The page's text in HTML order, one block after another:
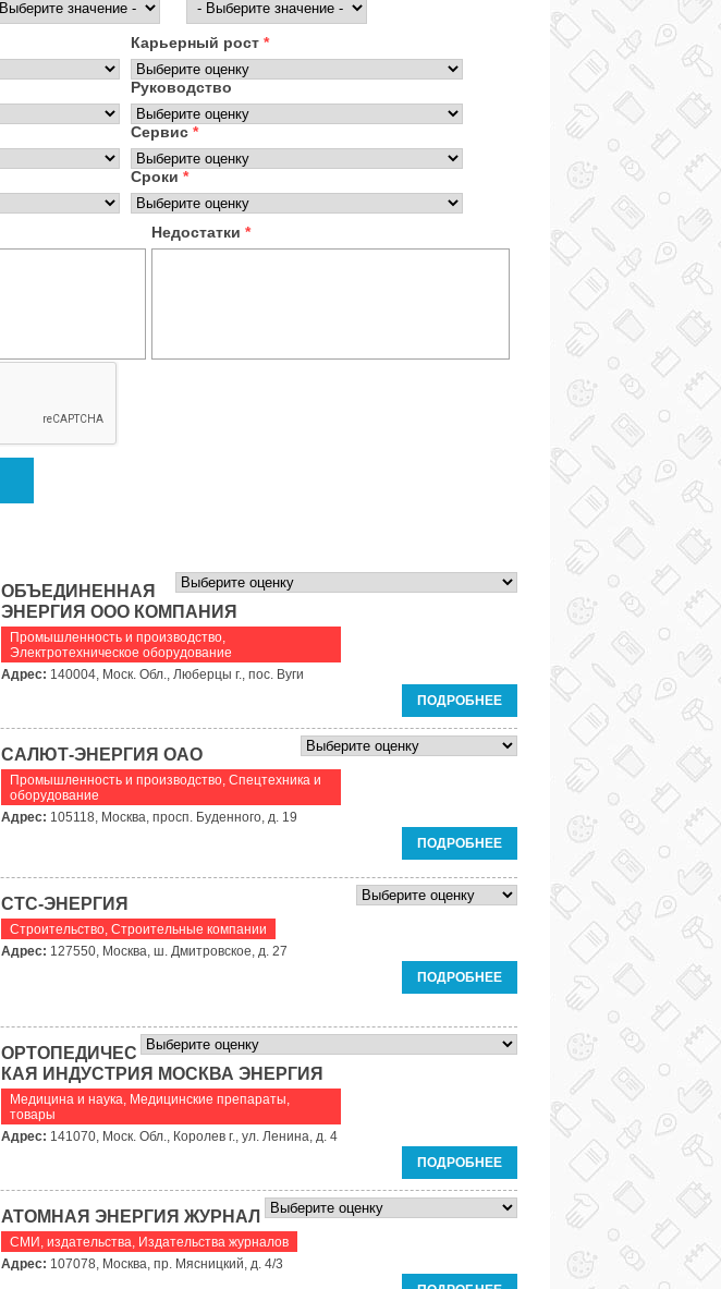
Карьерный рост *
Руководство
Сервис *
Сроки *
Недостатки *
ОБЪЕДИНЕННАЯ
ЭНЕРГИЯ ООО КОМПАНИЯ
Промышленность и производство,
Электротехническое оборудование
Адрес: 140004, Моск. Обл., Люберцы г., пос. Вуги
ПОДРОБНЕЕ
САЛЮТ-ЭНЕРГИЯ ОАО
Промышленность и производство, Спецтехника и
оборудование
Адрес: 105118, Москва, просп. Буденного, д. 19
ПОДРОБНЕЕ
СТС-ЭНЕРГИЯ
Строительство, Строительные компании
Адрес: 127550, Москва, ш. Дмитровское, д. 27
ПОДРОБНЕЕ
ОРТОПЕДИЧЕС
КАЯ ИНДУСТРИЯ МОСКВА ЭНЕРГИЯ
Медицина и наука, Медицинские препараты,
товары
Адрес: 141070, Моск. Обл., Королев г., ул. Ленина, д. 4
ПОДРОБНЕЕ
АТОМНАЯ ЭНЕРГИЯ ЖУРНАЛ
СМИ, издательства, Издательства журналов
Адрес: 107078, Москва, пр. Мясницкий, д. 4/3